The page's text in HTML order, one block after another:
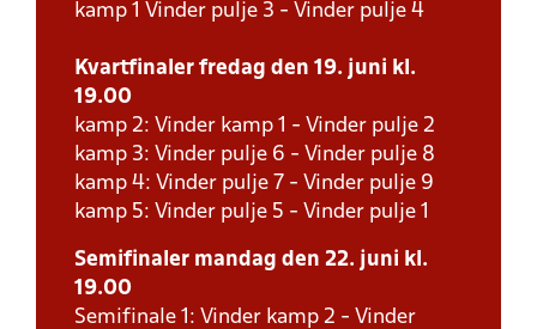
kamp 1 Vinder pulje 3 - Vinder pulje 4
Kvartfinaler fredag den 19. juni kl.
19.00
kamp 2: Vinder kamp 1 - Vinder pulje 2
kamp 3: Vinder pulje 6 - Vinder pulje 8
kamp 4: Vinder pulje 7 - Vinder pulje 9
kamp 5: Vinder pulje 5 - Vinder pulje 1
Semifinaler mandag den 22. juni kl.
19.00
Semifinale 1: Vinder kamp 2 - Vinder